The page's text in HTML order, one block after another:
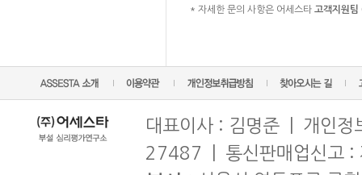
* 자세한 문의 사항은 어세스타 고객지원
대표이사 : 김명준 | 개인
27487 | 통신판매업신고